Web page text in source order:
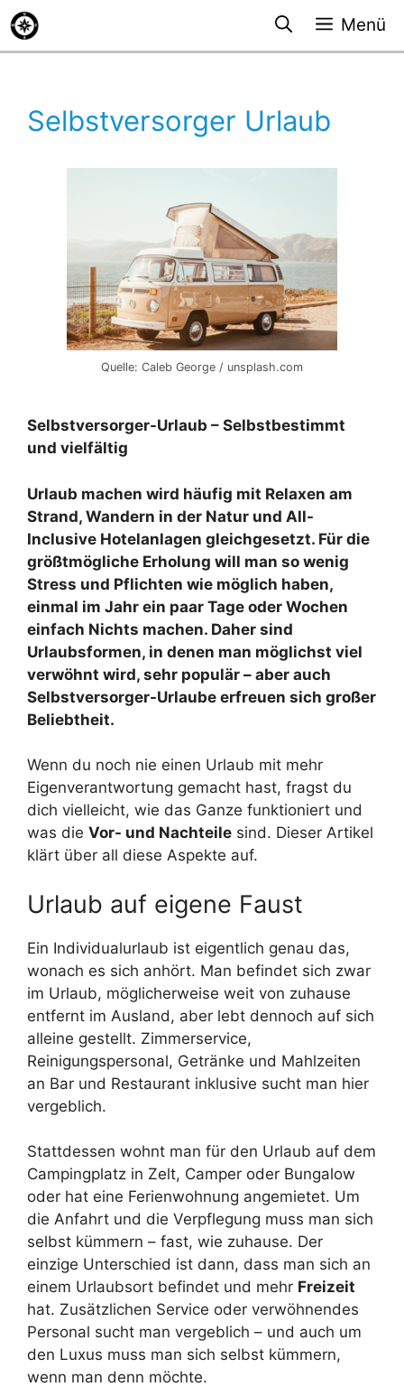
Zum
Inhalt
springen
Menü
Selbstversorger Urlaub
Quelle: Caleb George / unsplash.com
Selbstversorger-Urlaub – Selbstbestimmt
und vielfältig
Urlaub machen wird häufig mit Relaxen am
Strand, Wandern in der Natur und All-
Inclusive Hotelanlagen gleichgesetzt. Für die
größtmögliche Erholung will man so wenig
Stress und Pflichten wie möglich haben,
einmal im Jahr ein paar Tage oder Wochen
einfach Nichts machen. Daher sind
Urlaubsformen, in denen man möglichst viel
verwöhnt wird, sehr populär – aber auch
Selbstversorger-Urlaube erfreuen sich großer
Beliebtheit.
Wenn du noch nie einen Urlaub mit mehr
Eigenverantwortung gemacht hast, fragst du
dich vielleicht, wie das Ganze funktioniert und
was die Vor- und Nachteile sind. Dieser Artikel
klärt über all diese Aspekte auf.
Urlaub auf eigene Faust
Ein Individualurlaub ist eigentlich genau das,
wonach es sich anhört. Man befindet sich zwar
im Urlaub, möglicherweise weit von zuhause
entfernt im Ausland, aber lebt dennoch auf sich
alleine gestellt. Zimmerservice,
Reinigungspersonal, Getränke und Mahlzeiten
an Bar und Restaurant inklusive sucht man hier
vergeblich.
Stattdessen wohnt man für den Urlaub auf dem
Campingplatz in Zelt, Camper oder Bungalow
oder hat eine Ferienwohnung angemietet. Um
die Anfahrt und die Verpflegung muss man sich
selbst kümmern – fast, wie zuhause. Der
einzige Unterschied ist dann, dass man sich an
einem Urlaubsort befindet und mehr Freizeit
hat. Zusätzlichen Service oder verwöhnendes
Personal sucht man vergeblich – und auch um
den Luxus muss man sich selbst kümmern,
wenn man denn möchte.